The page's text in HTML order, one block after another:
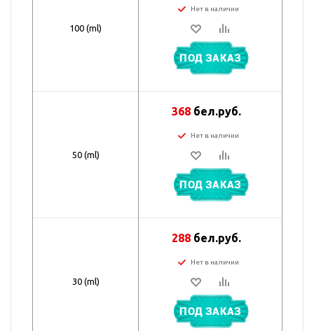
100 (ml)
Нет в наличии
ПОД ЗАКАЗ
50 (ml)
368 бел.руб.
Нет в наличии
ПОД ЗАКАЗ
30 (ml)
288 бел.руб.
Нет в наличии
ПОД ЗАКАЗ